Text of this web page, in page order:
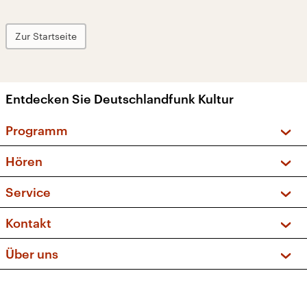
Zur Startseite
Entdecken Sie Deutschlandfunk Kultur
Programm
Sendungen und Podcasts
Musikliste
Kakadu – Das Kinderprogramm
Hören
Frequenzen (UKW + DAB+)
Service
FAQ
Apps
Newsletter
Kontakt
Social Media
Über uns